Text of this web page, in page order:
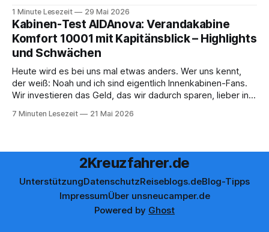
werden, um das Bordguthaben zu erhalten. Bereits vor
einiger Zeit wurde zudem die Möglichkeit gestrichen, das
Bordguthaben per
1 Minute Lesezeit 29 Mai 2026
Kabinen-Test AIDAnova: Verandakabine
Komfort 10001 mit Kapitänsblick – Highlights
und Schwächen
Heute wird es bei uns mal etwas anders. Wer uns kennt,
der weiß: Noah und ich sind eigentlich Innenkabinen-Fans.
Wir investieren das Geld, das wir dadurch sparen, lieber in
Cocktail an der Bar. Auch auf einer unserer letzten Reisen
7 Minuten Lesezeit 21 Mai 2026
2Kreuzfahrer.de
UnterstützungDatenschutzReiseblogs.deBlog-Tipps
ImpressumÜber unsneucamper.de
Powered by Ghost